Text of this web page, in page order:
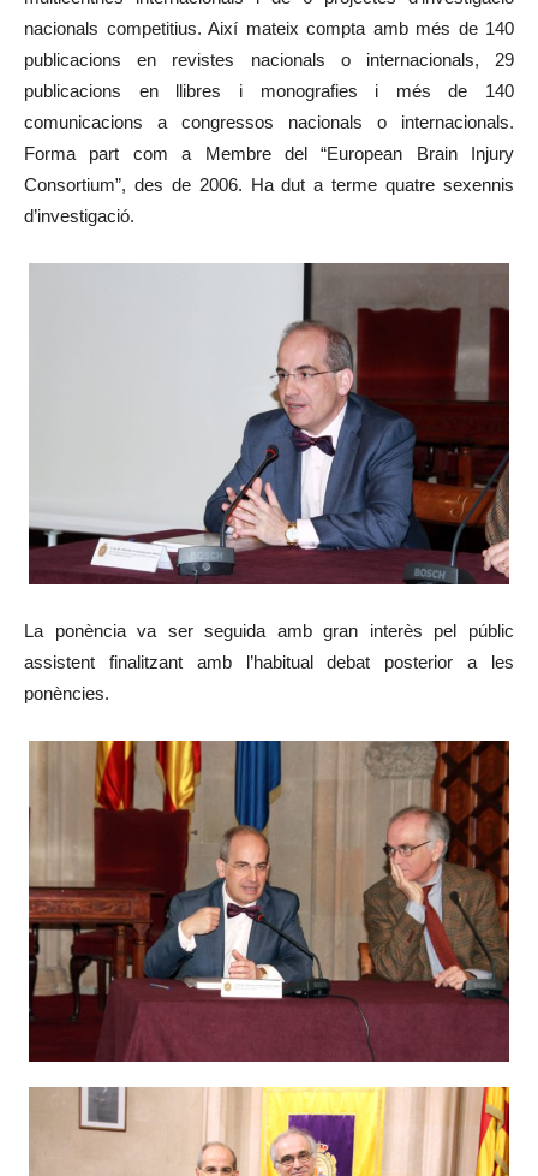
nacionals competitius. Així mateix compta amb més de 140
publicacions en revistes nacionals o internacionals, 29
publicacions en llibres i monografies i més de 140
comunicacions a congressos nacionals o internacionals.
Forma part com a Membre del “European Brain Injury
Consortium”, des de 2006. Ha dut a terme quatre sexennis
d’investigació.
La ponència va ser seguida amb gran interès pel públic
assistent finalitzant amb l’habitual debat posterior a les
ponències.